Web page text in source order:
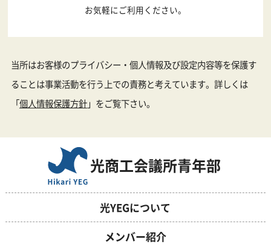
お気軽にご利用ください。
当所はお客様のプライバシー・個人情報及び設定内容等を保護す
ることは事業活動を行う上での責務と考えています。詳しくは
「個人情報保護方針」をご覧下さい。
光商工会議所青年部
光YEGについて
メンバー紹介